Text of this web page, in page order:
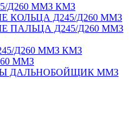
Д260 ММЗ КМЗ
КОЛЬЦА Д245/Д260 ММЗ
ПАЛЬЦА Д245/Д260 ММЗ
Д260 ММЗ КМЗ
ММЗ
ДАЛЬНОБОЙЩИК ММЗ